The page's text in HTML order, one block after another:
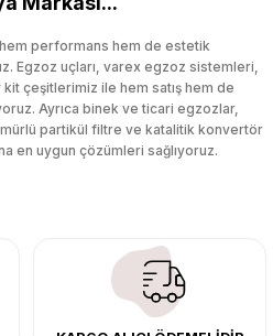
performans hem de estetik
Egzoz uçları, varex egzoz sistemleri,
çeşitlerimiz ile hem satış hem de
Ayrıca binek ve ticari egzozlar,
partikül filtre ve katalitik konvertör
en uygun çözümleri sağlıyoruz.
için özel performans egzozları ve
body kit uygulamalarıyla aracınızın
taşıyabilirsiniz.
ve uzun ömürlüdür. İstanbul’daki montaj